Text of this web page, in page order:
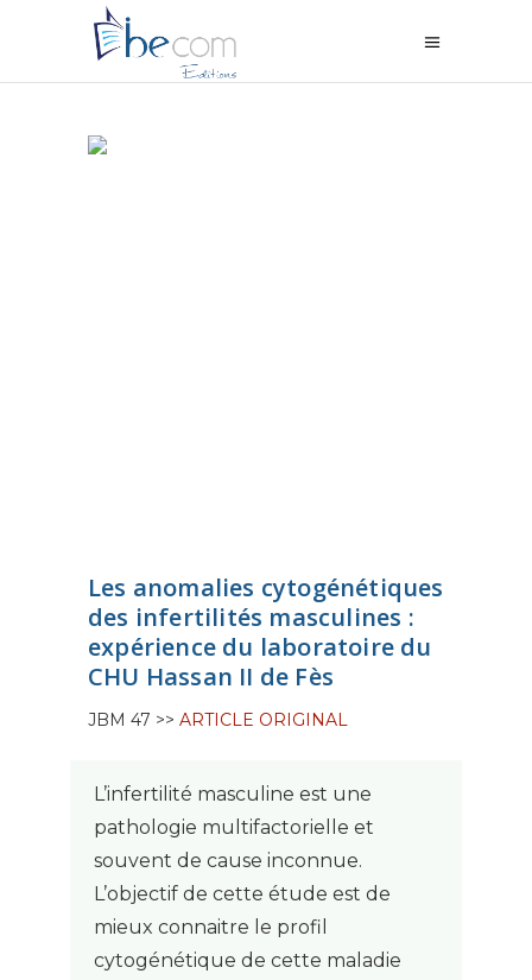
Les anomalies cytogénétiques
des infertilités masculines :
expérience du laboratoire du
CHU Hassan II de Fès
JBM 47 >> ARTICLE ORIGINAL
L’infertilité masculine est une
pathologie multifactorielle et
souvent de cause inconnue.
L’objectif de cette étude est de
mieux connaitre le profil
cytogénétique de cette maladie